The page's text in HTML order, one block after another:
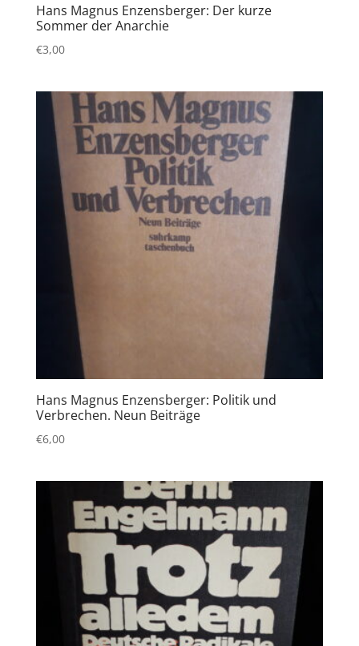
Hans Magnus Enzensberger: Der kurze
Sommer der Anarchie
€3,00
Hans Magnus Enzensberger: Politik und
Verbrechen. Neun Beiträge
€6,00